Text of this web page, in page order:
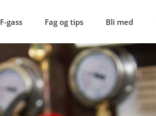
F-gass Fag og tips Bli med